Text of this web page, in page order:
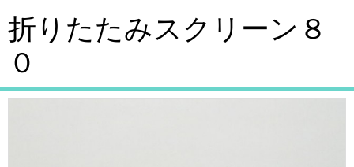
折りたたみスクリーン８
０